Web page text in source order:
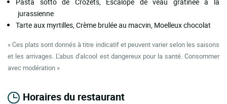
jurassienne
Tarte aux myrtilles, Crème brulée au macvin, Moelleux chocolat
« Ces plats sont donnés à titre indicatif et peuvent varier selon les saisons
et les arrivages. L'abus d'alcool est dangereux pour la santé. Consommer
avec modération »
Horaires du restaurant